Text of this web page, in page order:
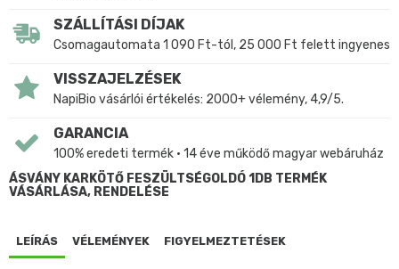
SZÁLLÍTÁSI DÍJAK
Csomagautomata 1 090 Ft-tól, 25 000 Ft felett ingyenes
VISSZAJELZÉSEK
NapiBio vásárlói értékelés: 2000+ vélemény, 4,9/5.
GARANCIA
100% eredeti termék • 14 éve működő magyar webáruház
ÁSVÁNY KARKÖTŐ FESZÜLTSÉGOLDÓ 1DB TERMÉK
VÁSÁRLÁSA, RENDELÉSE
LEÍRÁS VÉLEMÉNYEK FIGYELMEZTETÉSEK